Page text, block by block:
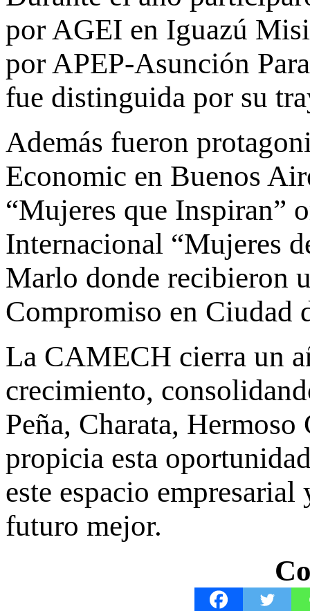
por AGEI en Iguazú
por APEP-Asunción
fue distinguida por su
Además fueron
Economic en Buenos
“Mujeres que Inspiran”
Internacional “Mujeres
Marlo donde recibieron
Compromiso en Ciudad
La CAMECH cierra un
crecimiento,
Peña, Charata,
propicia esta
este espacio
futuro mejor.